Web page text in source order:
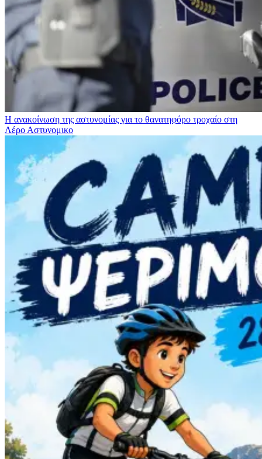
Η ανακοίνωση της αστυνομίας για το θανατηφόρο τροχαίο στη
Λέρο Αστυνομικο